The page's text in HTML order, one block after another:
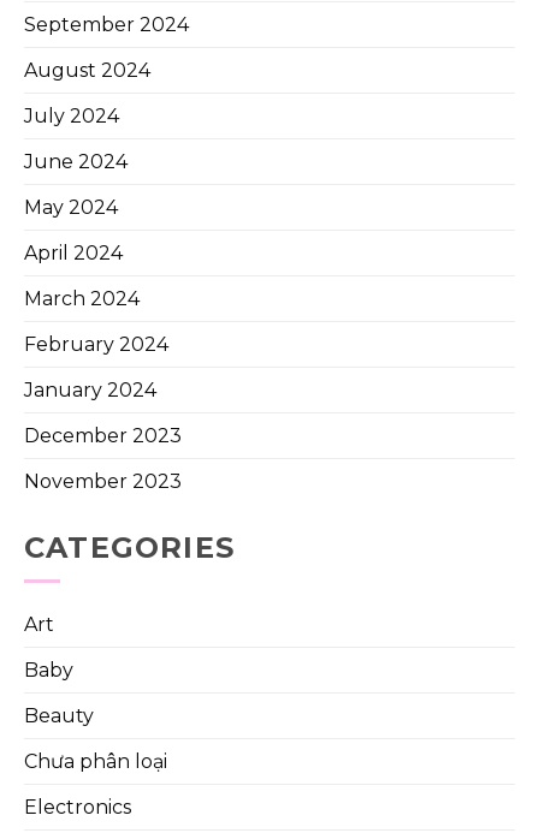
September 2024
August 2024
July 2024
June 2024
May 2024
April 2024
March 2024
February 2024
January 2024
December 2023
November 2023
CATEGORIES
Art
Baby
Beauty
Chưa phân loại
Electronics